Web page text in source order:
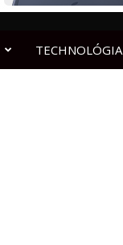
TECHNOLÓGIA